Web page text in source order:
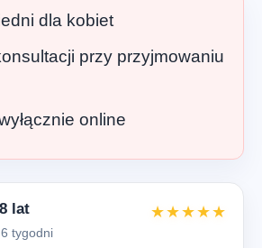
dla kobiet
przy przyjmowaniu
online
lat
tygodni
★★★★★